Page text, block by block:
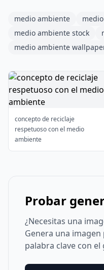
medio ambiente
medio ambiente stock
medio ambiente
concepto de reciclaje
respetuoso con el medio
ambiente
Probar
¿Necesitas una
Genera una
palabra clave con